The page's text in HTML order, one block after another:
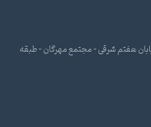
هفتم شرقی - مجتمع مهرگان - طبقه